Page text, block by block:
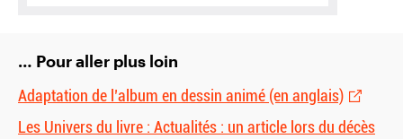
… Pour aller plus loin
Adaptation de l’album en dessin animé (en anglais)
Les Univers du livre : Actualités : un article lors du décès